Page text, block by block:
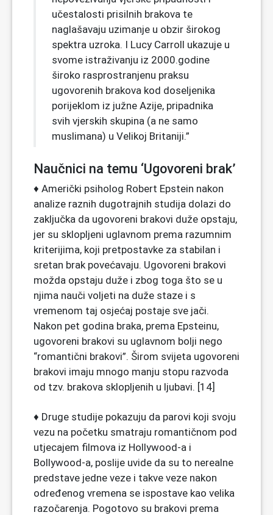
učestalosti prisilnih brakova te
naglašavaju uzimanje u obzir širokog
spektra uzroka. I Lucy Carroll ukazuje u
svome istraživanju iz 2000.godine
široko rasprostranjenu praksu
ugovorenih brakova kod doseljenika
porijeklom iz južne Azije, pripadnika
svih vjerskih skupina (a ne samo
muslimana) u Velikoj Britaniji.”
Naučnici na temu ‘Ugovoreni brak’
♦ Američki psiholog Robert Epstein nakon
analize raznih dugotrajnih studija dolazi do
zaključka da ugovoreni brakovi duže opstaju,
jer su sklopljeni uglavnom prema razumnim
kriterijima, koji pretpostavke za stabilan i
sretan brak povećavaju. Ugovoreni brakovi
možda opstaju duže i zbog toga što se u
njima nauči voljeti na duže staze i s
vremenom taj osjećaj postaje sve jači.
Nakon pet godina braka, prema Epsteinu,
ugovoreni brakovi su uglavnom bolji nego
“romantični brakovi”. Širom svijeta ugovoreni
brakovi imaju mnogo manju stopu razvoda
od tzv. brakova sklopljenih u ljubavi. [14]
♦ Druge studije pokazuju da parovi koji svoju
vezu na početku smatraju romantičnom pod
utjecajem filmova iz Hollywood-a i
Bollywood-a, poslije uvide da su to nerealne
predstave jedne veze i takve veze nakon
određenog vremena se ispostave kao velika
razočarenja. Pogotovo su brakovi prema